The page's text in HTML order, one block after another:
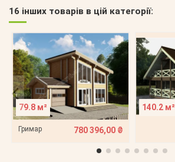
16 інших товарів в цій категорії:
79.8 м²
Гримар 780 396,00 ₴
140.2 м²